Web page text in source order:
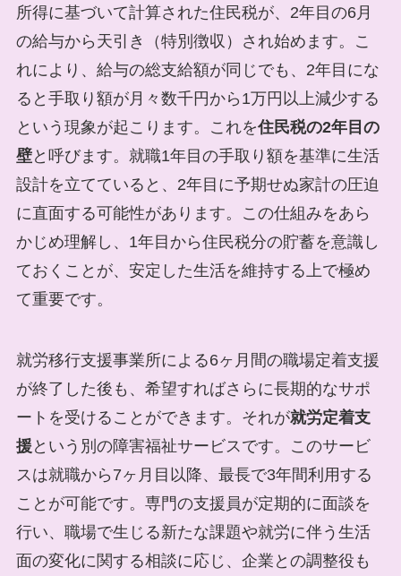
所得に基づいて計算された住民税が、2年目の6月
の給与から天引き（特別徴収）され始めます。こ
れにより、給与の総支給額が同じでも、2年目にな
ると手取り額が月々数千円から1万円以上減少する
という現象が起こります。これを住民税の2年目の
壁と呼びます。就職1年目の手取り額を基準に生活
設計を立てていると、2年目に予期せぬ家計の圧迫
に直面する可能性があります。この仕組みをあら
かじめ理解し、1年目から住民税分の貯蓄を意識し
ておくことが、安定した生活を維持する上で極め
て重要です。
就労移行支援事業所による6ヶ月間の職場定着支援
が終了した後も、希望すればさらに長期的なサポ
ートを受けることができます。それが就労定着支
援 という別の障害福祉サービスです。このサービ
スは就職から7ヶ月目以降、最長で3年間利用する
ことが可能です。専門の支援員が定期的に面談を
行い、職場で生じる新たな課題や就労に伴う生活
面の変化に関する相談に応じ、企業との調整役も